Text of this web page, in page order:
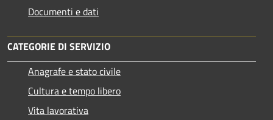
Documenti e dati
CATEGORIE DI SERVIZIO
Anagrafe e stato civile
Cultura e tempo libero
Vita lavorativa